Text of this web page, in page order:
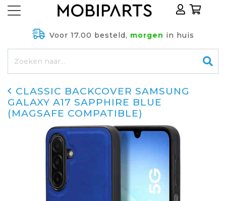
Voor 17.00 besteld, morgen in huis
CLASSIC BACKCOVER SAMSUNG
GALAXY A17 SAPPHIRE BLUE
(MAGSAFE COMPATIBLE)